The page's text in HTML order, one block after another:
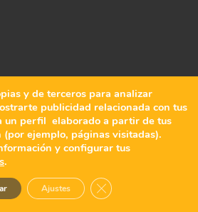
y de terceros para analizar
publicidad relacionada con tus
un perfil elaborado a partir de tus
ejemplo, páginas visitadas).
y configurar tus
.
Ajustes Cerrar el banner de